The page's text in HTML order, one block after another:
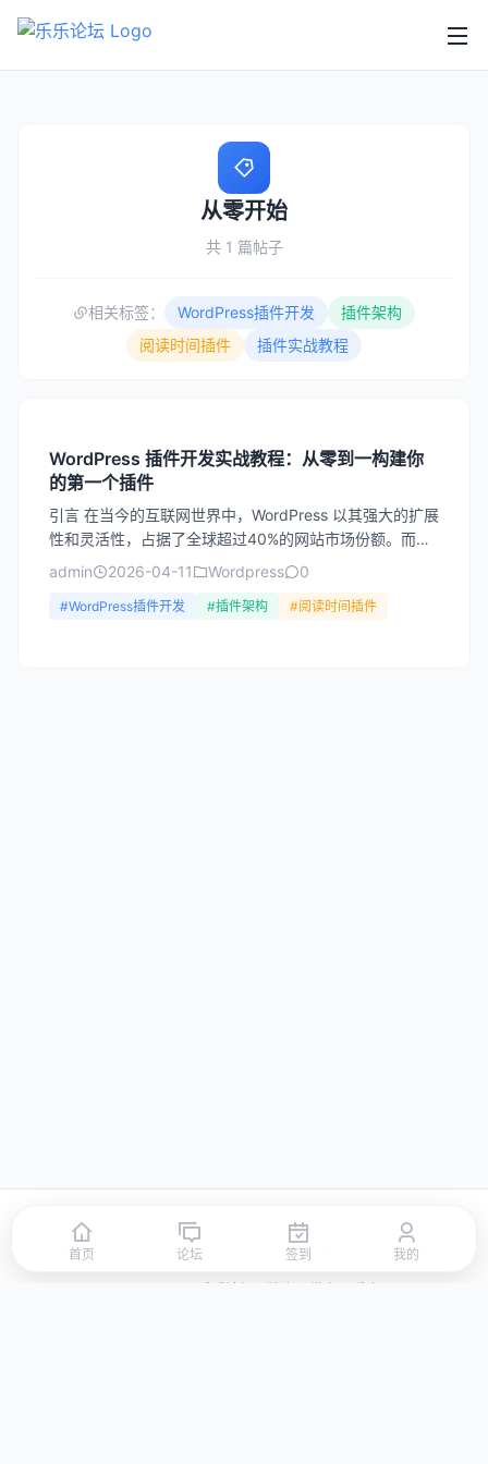
从零开始
共 1 篇帖子
相关标签： WordPress插件开发
插件架构
阅读时间插件
插件实战教程
WordPress 插件开发实战教程：从零到一构建你
的第一个插件
引言 在当今的互联网世界中，WordPress 以其强大的扩展
性和灵活性，占据了全球超过40%的网站市场份额。而插
件系统正是 WordPress 如此成功的关键...
admin 2026-04-11 Wordpress 0
#WordPress插件开发 #插件架构 #阅读时间插件
首页 签到 积分商城 站点地图
© 2026 LLBBS 乐乐论坛 · 独立开发者阿乐出品
首页 论坛 签到 我的